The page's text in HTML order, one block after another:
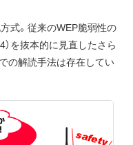
式。従来のWEP脆弱性の
を抜本的に見直したさら
の解読手法は存在してい